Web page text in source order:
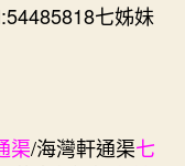
七姊妹
渠/海灣軒通渠七